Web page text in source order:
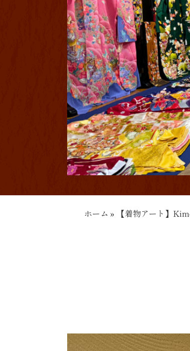
ホーム » 【着物アート】